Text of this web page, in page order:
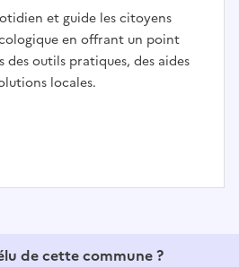
et guide les citoyens
en offrant un point
des outils pratiques, des aides
locales.
de cette commune ?